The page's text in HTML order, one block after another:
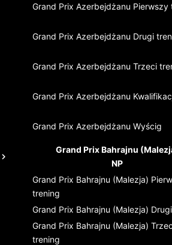
Grand Prix Azerbejdżanu Pierwszy
Grand Prix Azerbejdżanu Drugi
Grand Prix Azerbejdżanu Trzeci
Grand Prix Azerbejdżanu
Grand Prix Azerbejdżanu Wyścig
Grand Prix Bahrajnu
NP
Grand Prix Bahrajnu (Malezja)
trening
Grand Prix Bahrajnu (Malezja)
Grand Prix Bahrajnu (Malezja)
trening